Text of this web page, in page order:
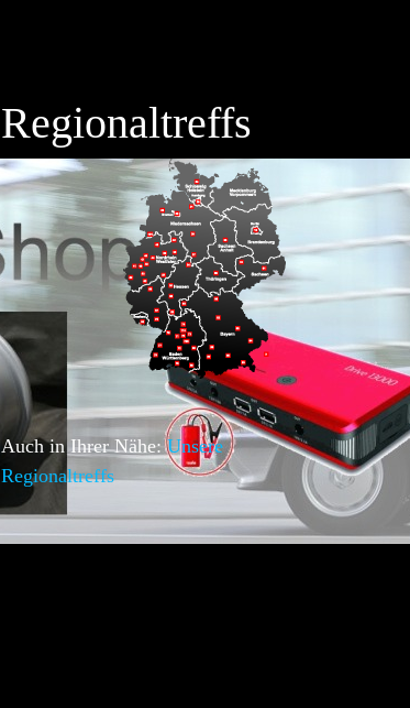
Regionaltreffs
Auch in Ihrer Nähe:Unsere
Regionaltreffs